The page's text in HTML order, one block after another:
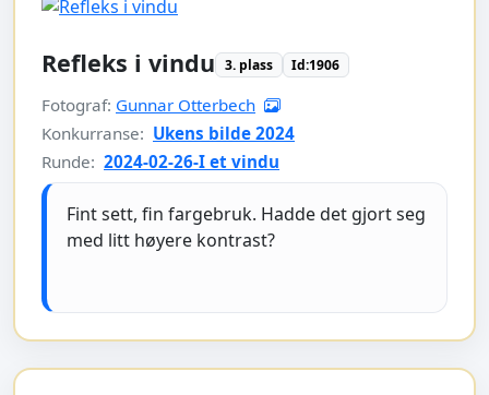
Refleks i vindu 3. plass Id:1906
Fotograf: Gunnar Otterbech
Konkurranse: Ukens bilde 2024
Runde: 2024-02-26-I et vindu
Fint sett, fin fargebruk. Hadde det gjort seg
med litt høyere kontrast?